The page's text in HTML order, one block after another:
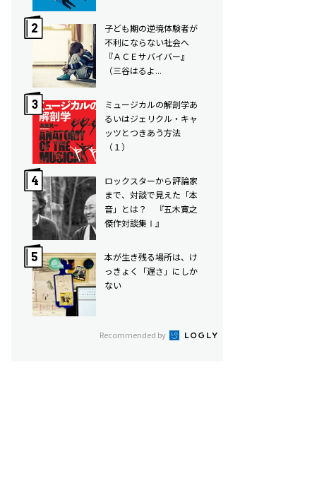
子ども期の逆境体験者が
不利にならない社会へ ――
『ＡＣＥサバイバー』
（三谷はるよ...
ミュージカルの解剖学――あ
るいはジェリクル・キャ
ッツとつきあう方法
（１）
ロックスターから評論家
まで、対談で見えた「本
音」とは？ 『五木寛之
傑作対談集Ⅰ』
本が生き残る場所は、け
っきょく「遅さ」にしか
ない
Recommended by